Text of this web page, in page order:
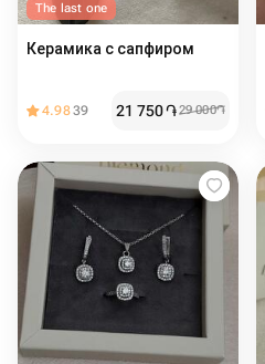
The last one
Керамика с сапфиром
4.9839 21 750֏29 000֏